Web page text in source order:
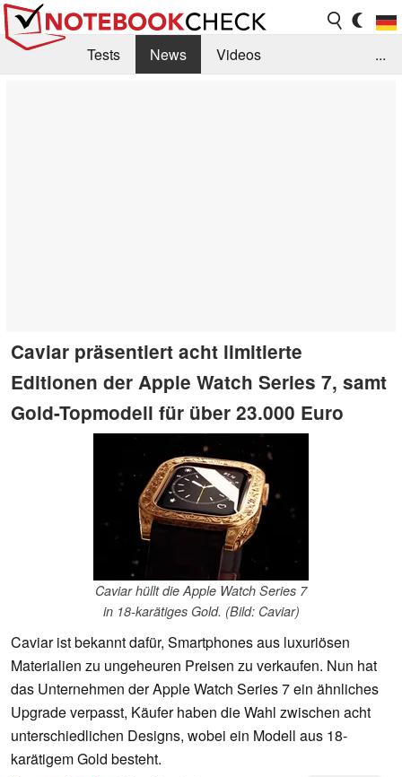
Tests News
Videos
...
Caviar präsentiert acht limitierte
Editionen der Apple Watch Series 7, samt
Gold-Topmodell für über 23.000 Euro
Caviar hüllt die Apple Watch Series 7
in 18-karätiges Gold. (Bild: Caviar)
Caviar ist bekannt dafür, Smartphones aus luxuriösen
Materialien zu ungeheuren Preisen zu verkaufen. Nun hat
das Unternehmen der Apple Watch Series 7 ein ähnliches
Upgrade verpasst, Käufer haben die Wahl zwischen acht
unterschiedlichen Designs, wobei ein Modell aus 18-
karätigem Gold besteht.